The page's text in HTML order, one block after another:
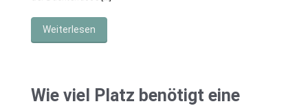
Weiterlesen
Wie viel Platz benötigt eine